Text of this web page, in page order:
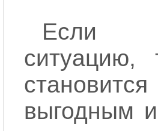
Если
ситуацию,
выгодным